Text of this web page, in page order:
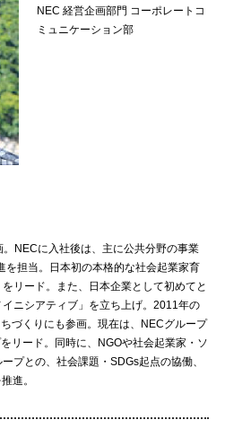
NEC 経営企画部門 コーポレートコ
ミュニケーション部
NECに入社後は、主に公共分野の事業
担当。日本初の本格的な社会起業家育
リード。また、日本企業として初めてと
ニシアティブ」を立ち上げ。2011年の
づくりにも参画。現在は、NECグループ
リード。同時に、NGOや社会起業家・ソ
プとの、社会課題・SDGs起点の協働、
進。